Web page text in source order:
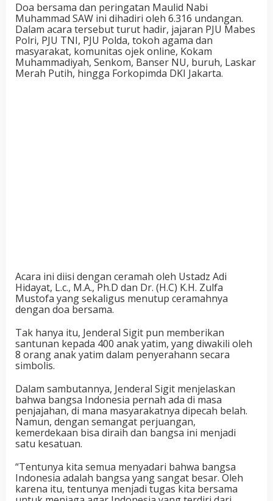
Doa bersama dan peringatan Maulid Nabi
Muhammad SAW ini dihadiri oleh 6.316 undangan.
Dalam acara tersebut turut hadir, jajaran PJU Mabes
Polri, PJU TNI, PJU Polda, tokoh agama dan
masyarakat, komunitas ojek online, Kokam
Muhammadiyah, Senkom, Banser NU, buruh, Laskar
Merah Putih, hingga Forkopimda DKI Jakarta.
Acara ini diisi dengan ceramah oleh Ustadz Adi
Hidayat, L.c., M.A., Ph.D dan Dr. (H.C) K.H. Zulfa
Mustofa yang sekaligus menutup ceramahnya
dengan doa bersama.
Tak hanya itu, Jenderal Sigit pun memberikan
santunan kepada 400 anak yatim, yang diwakili oleh
8 orang anak yatim dalam penyerahann secara
simbolis.
Dalam sambutannya, Jenderal Sigit menjelaskan
bahwa bangsa Indonesia pernah ada di masa
penjajahan, di mana masyarakatnya dipecah belah.
Namun, dengan semangat perjuangan,
kemerdekaan bisa diraih dan bangsa ini menjadi
satu kesatuan.
“Tentunya kita semua menyadari bahwa bangsa
Indonesia adalah bangsa yang sangat besar. Oleh
karena itu, tentunya menjadi tugas kita bersama